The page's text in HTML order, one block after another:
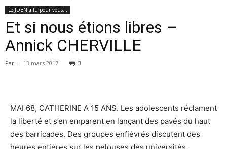
Le JDBN a lu pour vous...
Et si nous étions libres –
Annick CHERVILLE
Par - 13 mars 2017 3
MAI 68, CATHERINE A 15 ANS. Les adolescents réclament
la liberté et s’en emparent en lançant des pavés du haut
des barricades. Des groupes enfiévrés discutent des